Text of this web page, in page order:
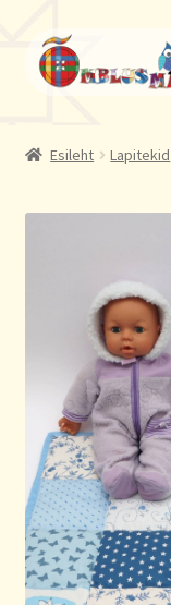
Liigu
navigeerimisele
Liigu
sisu
juurde
Esileht Lapitekid